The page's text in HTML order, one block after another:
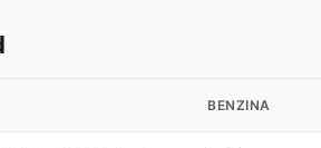
BENZINA